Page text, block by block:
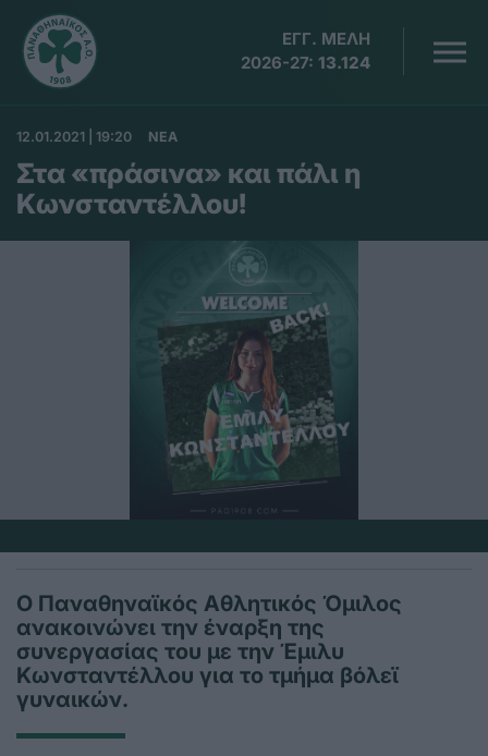
ΕΓΓ. ΜΕΛΗ
2026-27: 13.124
12.01.2021 | 19:20 ΝΕΑ
Στα «πράσινα» και πάλι η
Κωνσταντέλλου!
Ο Παναθηναϊκός Αθλητικός Όμιλος
ανακοινώνει την έναρξη της
συνεργασίας του με την Έμιλυ
Κωνσταντέλλου για το τμήμα βόλεϊ
γυναικών.